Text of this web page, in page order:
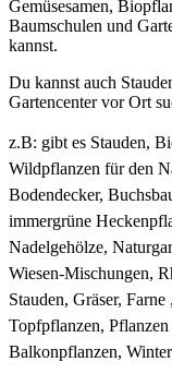
Gemüsesamen,
Baumschulen und
kannst.
Du kannst auch
Gartencenter vor Ort
z.B: gibt es Stauden,
Wildpflanzen für den
Bodendecker,
immergrüne
Nadelgehölze,
Wiesen-Mischungen,
Stauden, Gräser,
Topfpflanzen,
Balkonpflanzen,